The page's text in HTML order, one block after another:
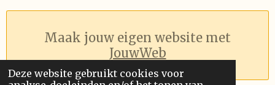
Deze website gebruikt cookies voor
Maak jouw eigen website met
JouwWeb